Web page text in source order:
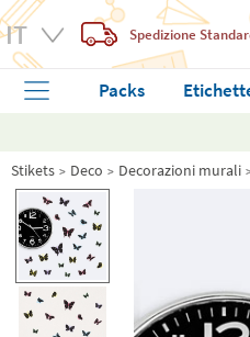
Spedizione
Packs
Stikets Deco Decorazioni murali